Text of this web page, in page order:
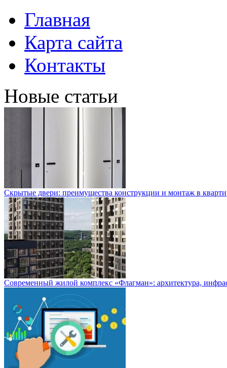
Главная
Карта сайта
Контакты
Новые статьи
Скрытые двери: преимущества конструкции и монтаж в
Современный жилой комплекс «Флагман»: архитектура,